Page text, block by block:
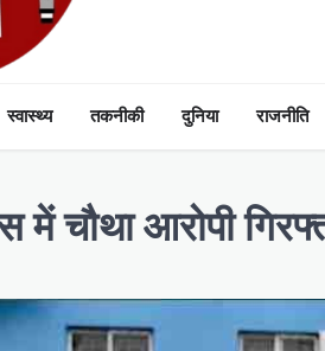
स्वास्थ्य तकनीकी दुनिया राजनीति
आरोपी